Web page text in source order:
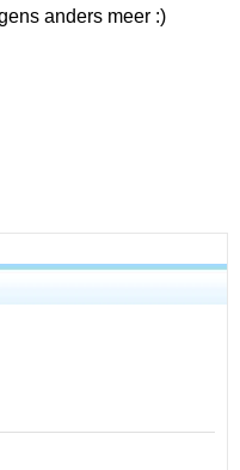
anders meer :)